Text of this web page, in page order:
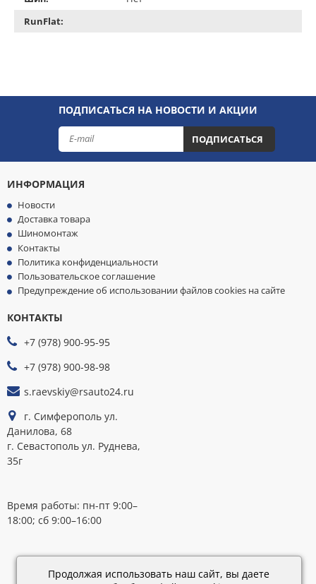
RunFlat:
ПОДПИСАТЬСЯ НА НОВОСТИ И АКЦИИ
ПОДПИСАТЬСЯ
ИНФОРМАЦИЯ
Новости
Доставка товара
Шиномонтаж
Контакты
Политика конфиденциальности
Пользовательское соглашение
Предупреждение об использовании файлов cookies на сайте
КОНТАКТЫ
+7 (978) 900-95-95
+7 (978) 900-98-98
s.raevskiy@rsauto24.ru
г. Симферополь ул.
Данилова, 68
г. Севастополь ул. Руднева,
35г
Время работы: пн-пт 9:00–
18:00; сб 9:00–16:00
Каталог
28.02.2019
Продолжая использовать наш сайт, вы даете